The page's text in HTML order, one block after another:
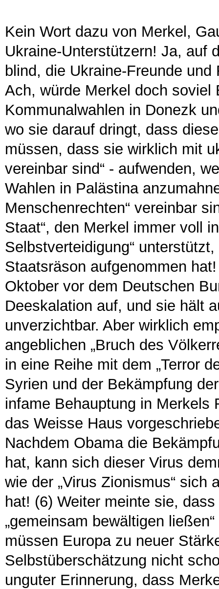
Kein Wort dazu von Merkel,
Ukraine-Unterstützern! Ja, auf
blind, die Ukraine-Freunde und
Ach, würde Merkel doch soviel
Kommunalwahlen in Donezk
wo sie darauf dringt, dass
müssen, dass sie wirklich mit
vereinbar sind“ - aufwenden,
Wahlen in Palästina
Menschenrechten“ vereinbar
Staat“, den Merkel immer voll
Selbstverteidigung“
Staatsräson aufgenommen
Oktober vor dem Deutschen
Deeskalation auf, und sie hält
unverzichtbar. Aber wirklich
angeblichen „Bruch des
in eine Reihe mit dem „Terror
Syrien und der Bekämpfung
infame Behauptung in Merkels
das Weisse Haus
Nachdem Obama die
hat, kann sich dieser Virus
wie der „Virus Zionismus“ sich
hat! (6) Weiter meinte sie,
„gemeinsam bewältigen
müssen Europa zu neuer
Selbstüberschätzung nicht
unguter Erinnerung, dass